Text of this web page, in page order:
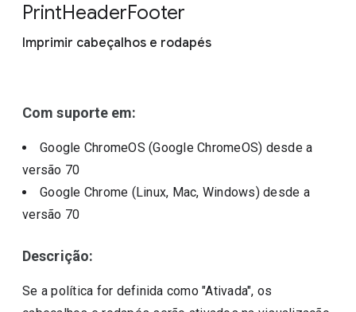
PrintHeaderFooter
Imprimir cabeçalhos e rodapés
Com suporte em:
Google ChromeOS (Google ChromeOS) desde a
versão 70
Google Chrome (Linux, Mac, Windows)desde a
versão 70
Descrição:
Se a política for definida como "Ativada", os